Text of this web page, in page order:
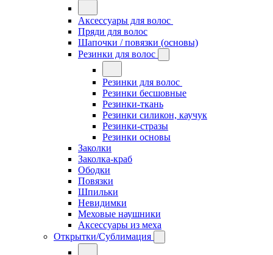
Аксессуары для волос
Пряди для волос
Шапочки / повязки (основы)
Резинки для волос
Резинки для волос
Резинки бесшовные
Резинки-ткань
Резинки силикон, каучук
Резинки-стразы
Резинки основы
Заколки
Заколка-краб
Ободки
Повязки
Шпильки
Невидимки
Меховые наушники
Аксессуары из меха
Открытки/Сублимация